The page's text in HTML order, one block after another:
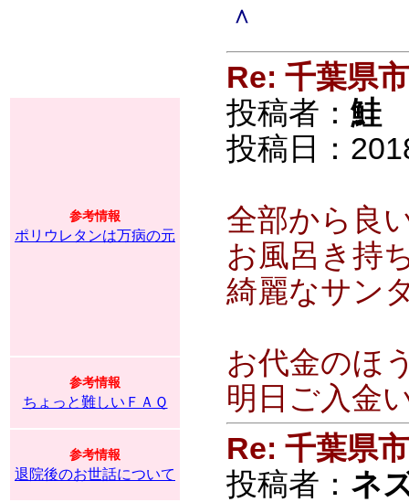
参考情報
ポリウレタンは万病の元
参考情報
ちょっと難しいＦＡＱ
参考情報
退院後のお世話について
＾
Re: 千葉県
投稿者： 鮭
投稿日：
全部から良
お風呂き持
綺麗なサン
お代金のほ
明日ご入金
Re: 千葉県
投稿者： ネ